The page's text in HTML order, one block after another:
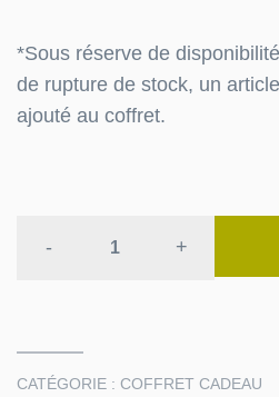
*Sous réserve de
de rupture de stock, un
ajouté au coffret.
- +
CATÉGORIE : COFFRET CADEAU